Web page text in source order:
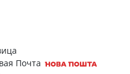
75мл
с дозат
83 грн.
Почта